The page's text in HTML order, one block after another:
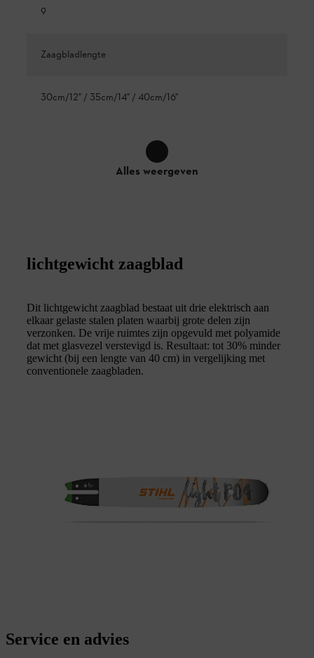
9
Zaagbladlengte
30cm/12" / 35cm/14" / 40cm/16"
Alles weergeven
lichtgewicht zaagblad
Dit lichtgewicht zaagblad bestaat uit drie elektrisch aan
elkaar gelaste stalen platen waarbij grote delen zijn
verzonken. De vrije ruimtes zijn opgevuld met polyamide
dat met glasvezel verstevigd is. Resultaat: tot 30% minder
gewicht (bij een lengte van 40 cm) in vergelijking met
conventionele zaagbladen.
Service en advies